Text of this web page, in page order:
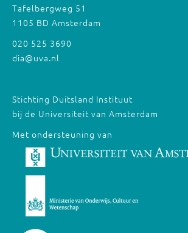
Tafelbergweg 51
1105 BD Amsterdam
020 525 3690
dia@uva.nl
Stichting Duitsland Instituut
bij de Universiteit van Amsterdam
Met ondersteuning van